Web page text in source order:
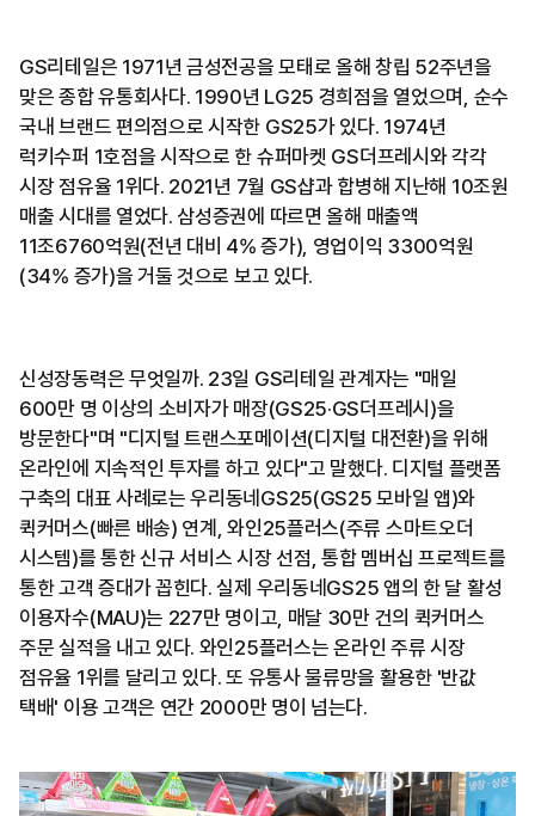
GS리테일은 1971년 금성전공을 모태로 올해 창립 52주년을
맞은 종합 유통회사다. 1990년 LG25 경희점을 열었으며, 순수
국내 브랜드 편의점으로 시작한 GS25가 있다. 1974년
럭키수퍼 1호점을 시작으로 한 슈퍼마켓 GS더프레시와 각각
시장 점유율 1위다. 2021년 7월 GS샵과 합병해 지난해 10조원
매출 시대를 열었다. 삼성증권에 따르면 올해 매출액
11조6760억원(전년 대비 4% 증가), 영업이익 3300억원
(34% 증가)을 거둘 것으로 보고 있다.
신성장동력은 무엇일까. 23일 GS리테일 관계자는 "매일
600만 명 이상의 소비자가 매장(GS25·GS더프레시)을
방문한다"며 "디지털 트랜스포메이션(디지털 대전환)을 위해
온라인에 지속적인 투자를 하고 있다"고 말했다. 디지털 플랫폼
구축의 대표 사례로는 우리동네GS25(GS25 모바일 앱)와
퀵커머스(빠른 배송) 연계, 와인25플러스(주류 스마트오더
시스템)를 통한 신규 서비스 시장 선점, 통합 멤버십 프로젝트를
통한 고객 증대가 꼽힌다. 실제 우리동네GS25 앱의 한 달 활성
이용자수(MAU)는 227만 명이고, 매달 30만 건의 퀵커머스
주문 실적을 내고 있다. 와인25플러스는 온라인 주류 시장
점유율 1위를 달리고 있다. 또 유통사 물류망을 활용한 '반값
택배' 이용 고객은 연간 2000만 명이 넘는다.